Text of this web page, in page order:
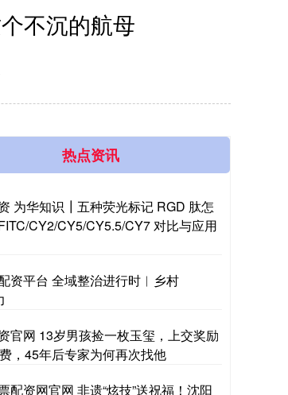
不沉的航母
热点资讯
为华知识┃五种荧光标记 RGD 肽怎
CY2/CY5/CY5.5/CY7 对比与应用
资平台 全域整治进行时︱乡村
官网 13岁男孩捡一枚玉玺，上交奖励
，45年后专家为何再次找他
配资网官网 非遗“炫技”送祝福！沈阳